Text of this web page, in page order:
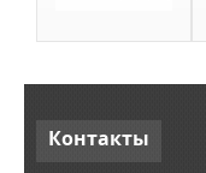
Контакты